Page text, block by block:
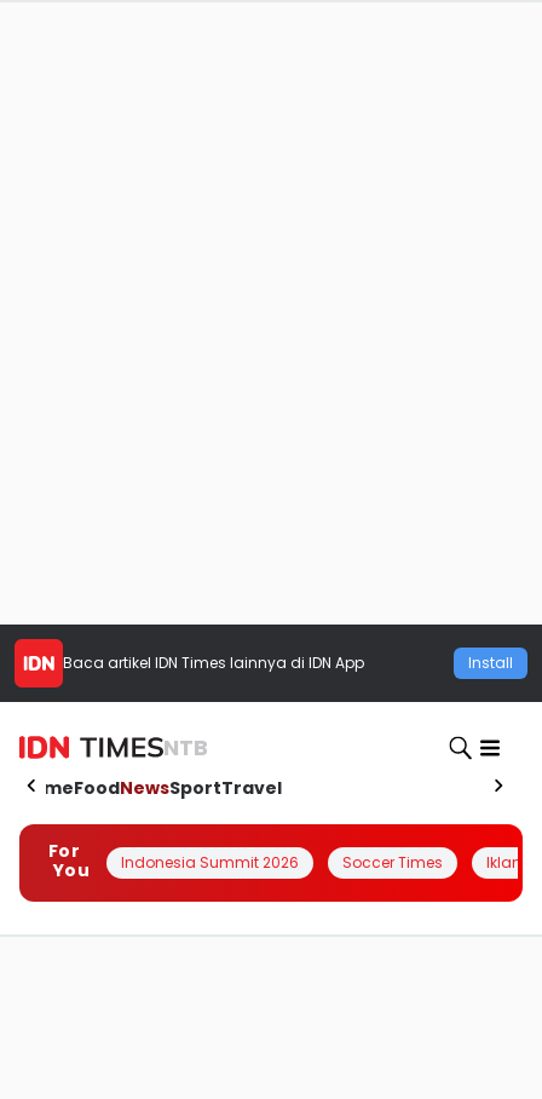
Baca artikel IDN Times lainnya di IDN App Install
NTB
HomeFoodNewsSportTravel
For
You
Indonesia Summit 2026 Soccer Times Iklanin